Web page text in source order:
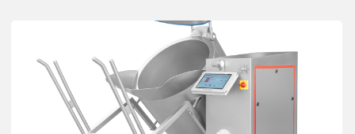
Blandare: Steglös 0-50 varv/min